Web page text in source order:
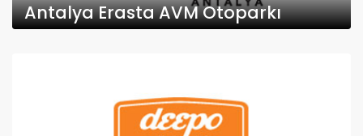
Antalya Erasta AVM Otoparkı